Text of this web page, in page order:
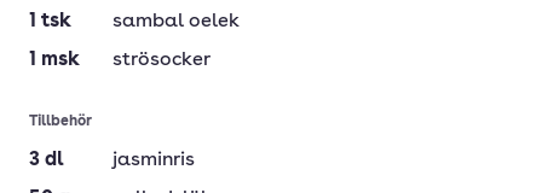
1 tsk
sambal oelek
1 msk strösocker
Tillbehör
3 dl
jasminris